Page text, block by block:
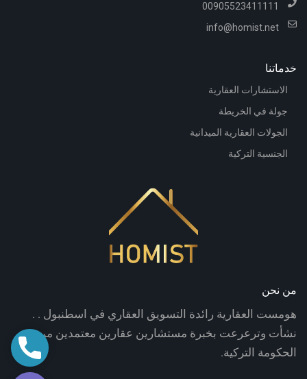
00905523411111
info@homist.net
خدماتنا
الاستشارات العقارية
جولة في الخريطة
الجولات العقارية الميدانية
الجنسية التركية
من نحن
هومست العقارية رائدة التسويق العقاري في اسطنبول . .
نشأت وترعرعت بخبرة مستشارين عقارين معتمدين من
الحكومة التركية.
اتصال